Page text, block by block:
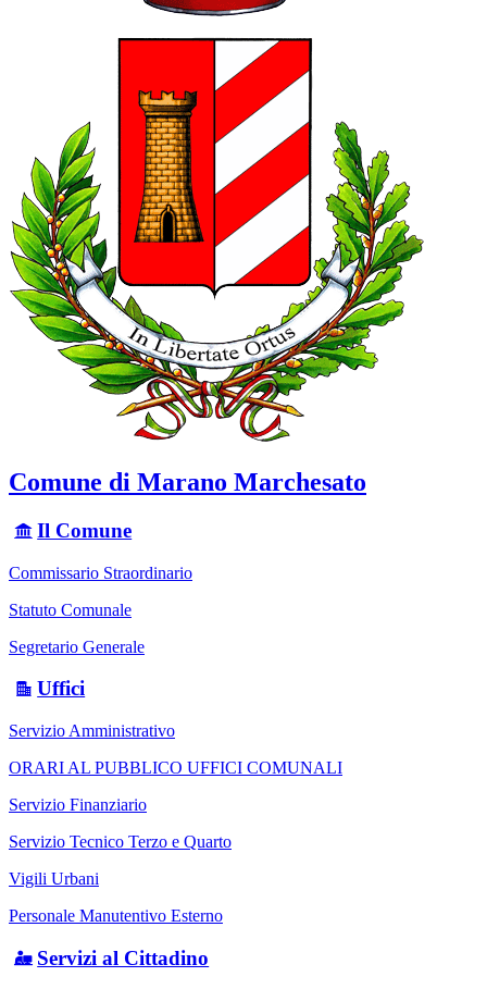
Comune di Marano Marchesato
Il Comune
Commissario Straordinario
Statuto Comunale
Segretario Generale
Uffici
Servizio Amministrativo
ORARI AL PUBBLICO UFFICI COMUNALI
Servizio Finanziario
Servizio Tecnico Terzo e Quarto
Vigili Urbani
Personale Manutentivo Esterno
Servizi al Cittadino